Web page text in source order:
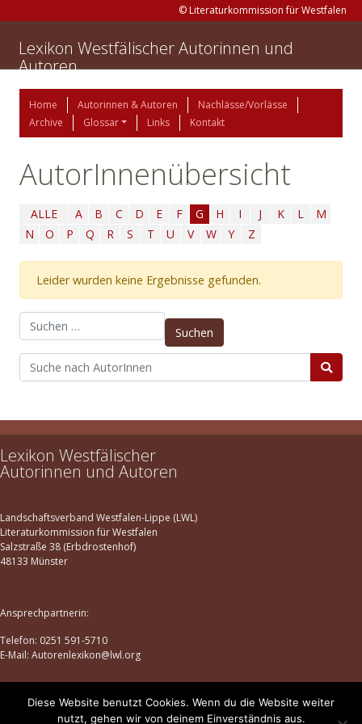
© Literaturkommission für Westfalen
Lexikon Westfälischer Autorinnen und
Autoren
Home Autorinnen & Autoren
Nachlässe/Vorlässe
Archive
Glossar Links Kontakt
AutorInnenübersicht
ALLE A B C D E F G H I J K L
M
N
O P Q R S T U V W Y Z
Leider wurden keine Ergebnisse gefunden.
Suchen nach:
Lexikon Westfälischer
Autorinnen und Autoren
Landschaftsverband Westfalen-Lippe (LWL)
Literaturkommission für Westfalen
Salzstraße 38 (Erbdrostenhof)
48133 Münster
Ansprechpartnerin:
Telefon: 0251 591-5710
E-Mail: Autorenlexikon@lwl.org
Datenschutz |Impressum
Diese Website benutzt Cookies. Wenn du die Website weiter
nutzt, gehen wir von deinem Einverständnis aus.